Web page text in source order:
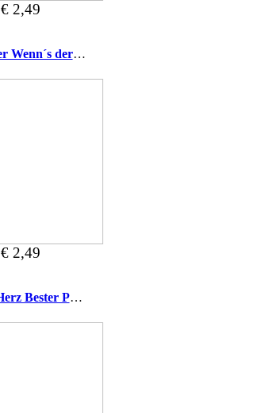
€ 2,49
Anhänger Wenn´s der Seele gut tut
€ 2,49
Duftset Herz Bester Papa der Welt